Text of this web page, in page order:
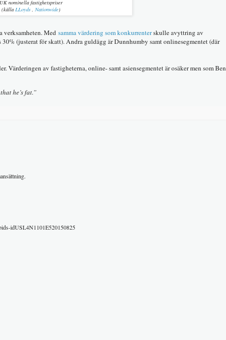
UK nominella fastighetspriser
(källa LLoyds , Nationwide)
verksamheten. Med samma värdering som konkurrenterskulle avyttring av
(justerat för skatt). Andra guldägg är Dunnhumby samt onlinesegmentet (där
Värderingen av fastigheterna, online- samt asiensegmentet är osäker men som Ben
he’s fat.”
idUSL4N1101E520150825